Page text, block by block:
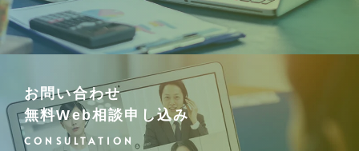
お問い合わせ
無料Web相談申し込み